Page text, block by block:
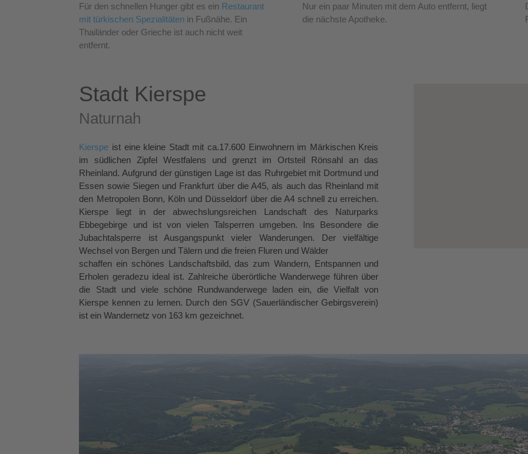
Für den schnellen Hunger gibt es ein Restaurant
mit türkischen Spezialitäten in Fußnähe. Ein
Thailänder oder Grieche ist auch nicht weit
entfernt.
Nur ein paar Minuten mit dem Auto entfernt, liegt
die nächste Apotheke.
Stadt Kierspe
Naturnah
Kierspe ist eine kleine Stadt mit ca.17.600 Einwohnern im Märkischen Kreis
im südlichen Zipfel Westfalens und grenzt im Ortsteil Rönsahl an das
Rheinland. Aufgrund der günstigen Lage ist das Ruhrgebiet mit Dortmund und
Essen sowie Siegen und Frankfurt über die A45, als auch das Rheinland mit
den Metropolen Bonn, Köln und Düsseldorf über die A4 schnell zu erreichen.
Kierspe liegt in der abwechslungsreichen Landschaft des Naturparks
Ebbegebirge und ist von vielen Talsperren umgeben. Ins Besondere die
Jubachtalsperre ist Ausgangspunkt vieler Wanderungen. Der vielfältige
Wechsel von Bergen und Tälern und die freien Fluren und Wälder
schaffen ein schönes Landschaftsbild, das zum Wandern, Entspannen und
Erholen geradezu ideal ist. Zahlreiche überörtliche Wanderwege führen über
die Stadt und viele schöne Rundwanderwege laden ein, die Vielfalt von
Kierspe kennen zu lernen. Durch den SGV (Sauerländischer Gebirgsverein)
ist ein Wandernetz von 163 km gezeichnet.